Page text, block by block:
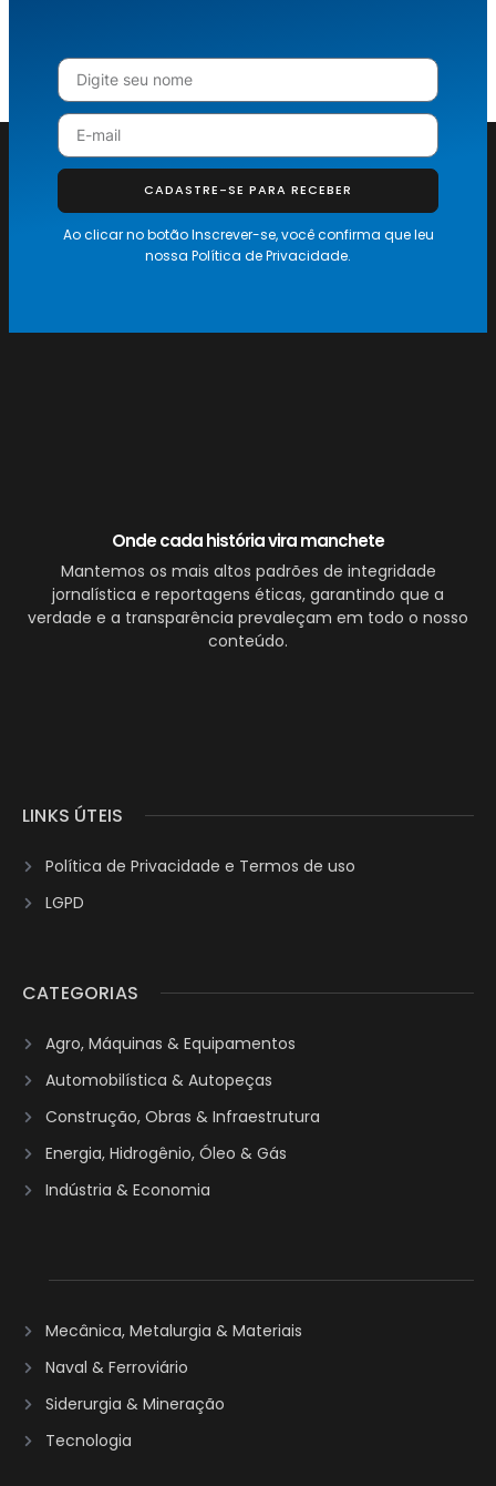
CADASTRE-SE PARA RECEBER
Ao clicar no botão Inscrever-se, você confirma que leu
nossa Política de Privacidade.
Onde cada história vira manchete
Mantemos os mais altos padrões de integridade
jornalística e reportagens éticas, garantindo que a
verdade e a transparência prevaleçam em todo o nosso
conteúdo.
LINKS ÚTEIS
Política de Privacidade e Termos de uso
LGPD
CATEGORIAS
Agro, Máquinas & Equipamentos
Automobilística & Autopeças
Construção, Obras & Infraestrutura
Energia, Hidrogênio, Óleo & Gás
Indústria & Economia
Mecânica, Metalurgia & Materiais
Naval & Ferroviário
Siderurgia & Mineração
Tecnologia